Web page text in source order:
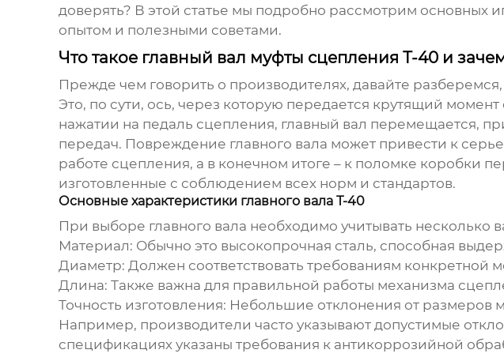
доверять? В этой статье мы подробно рассмотрим основных
опытом и полезными советами.
Что такое главный вал муфты сцепления Т-40 и
Прежде чем говорить о производителях, давайте
Это, по сути, ось, через которую передается крутящий
нажатии на педаль сцепления, главный вал перемещается,
передач. Повреждение главного вала может привести к
работе сцепления, а в конечном итоге – к поломке коробки
изготовленные с соблюдением всех норм и стандартов.
Основные характеристики главного вала Т-40
При выборе главного вала необходимо учитывать несколько
Материал: Обычно это высокопрочная сталь, способная
Диаметр: Должен соответствовать требованиям конкретной
Длина: Также важна для правильной работы механизма
Точность изготовления: Небольшие отклонения от размеров
Например, производители часто указывают допустимые
спецификациях указаны требования к антикоррозийной